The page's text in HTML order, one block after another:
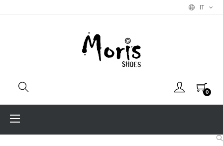
IT
0
navigazione
☰